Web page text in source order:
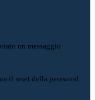
un messaggio
il reset della password